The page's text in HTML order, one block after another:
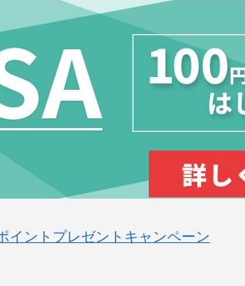
イントプレゼントキャンペーン